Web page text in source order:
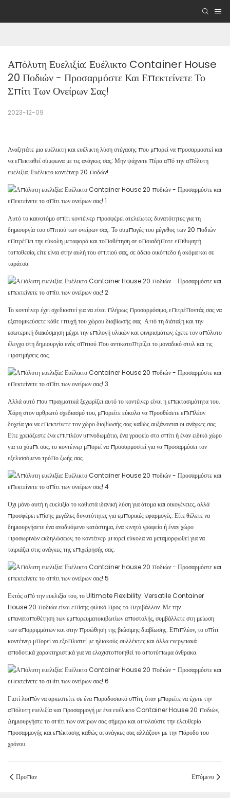
Απόλυτη Ευελιξία: Ευέλικτο Container House
20 Ποδιών - Προσαρμόστε Και Επεκτείνετε Το
Σπίτι Των Ονείρων Σας!
2023-12-09
Αναζητάτε μια ευέλικτη και ευέλικτη λύση στέγασης που μπορεί να προσαρμοστεί και
να επεκταθεί σύμφωνα με τις ανάγκες σας; Μην ψάχνετε πέρα ​​από την απόλυτη
ευελιξία: Ευέλικτο κοντέινερ 20 ποδών!
Αυτό το καινοτόμο σπίτι κοντέινερ προσφέρει ατελείωτες δυνατότητες για τη
δημιουργία του σπιτιού των ονείρων σας. Το συμπαγές του μέγεθος των 20 ποδιών
επιτρέπει την εύκολη μεταφορά και τοποθέτηση σε οποιαδήποτε επιθυμητή
τοποθεσία, είτε είναι στην αυλή του σπιτιού σας, σε άδειο οικόπεδο ή ακόμα και σε
ταράτσα.
Το κοντέινερ έχει σχεδιαστεί για να είναι πλήρως προσαρμόσιμο, επιτρέποντάς σας να
εξατομικεύσετε κάθε πτυχή του χώρου διαβίωσής σας. Από τη διάταξη και την
εσωτερική διακόσμηση μέχρι την επιλογή υλικών και φινιρισμάτων, έχετε τον απόλυτο
έλεγχο στη δημιουργία ενός σπιτιού που αντικατοπτρίζει το μοναδικό στυλ και τις
προτιμήσεις σας.
Αλλά αυτό που πραγματικά ξεχωρίζει αυτό το κοντέινερ είναι η επεκτασιμότητα του.
Χάρη στον αρθρωτό σχεδιασμό του, μπορείτε εύκολα να προσθέσετε επιπλέον
δοχεία για να επεκτείνετε τον χώρο διαβίωσής σας καθώς αυξάνονται οι ανάγκες σας.
Είτε χρειάζεστε ένα επιπλέον υπνοδωμάτιο, ένα γραφείο στο σπίτι ή έναν ειδικό χώρο
για τα χόμπι σας, το κοντέινερ μπορεί να προσαρμοστεί για να προσαρμόσει τον
εξελισσόμενο τρόπο ζωής σας.
Όχι μόνο αυτή η ευελιξία το καθιστά ιδανική λύση για άτομα και οικογένειες, αλλά
προσφέρει επίσης μεγάλες δυνατότητες για εμπορικές εφαρμογές. Είτε θέλετε να
δημιουργήσετε ένα αναδυόμενο κατάστημα, ένα κινητό γραφείο ή έναν χώρο
προσωρινών εκδηλώσεων, το κοντέινερ μπορεί εύκολα να μεταμορφωθεί για να
ταιριάζει στις ανάγκες της επιχείρησής σας.
Εκτός από την ευελιξία του, το Ultimate Flexibility: Versatile Container
House 20 ποδιών είναι επίσης φιλικό προς το περιβάλλον. Με την
επανατοποθέτηση των εμπορευματοκιβωτίων αποστολής, συμβάλλετε στη μείωση
των απορριμμάτων και στην προώθηση της βιώσιμης διαβίωσης. Επιπλέον, το σπίτι
κοντέινερ μπορεί να εξοπλιστεί με ηλιακούς συλλέκτες και άλλα ενεργειακά
αποδοτικά χαρακτηριστικά για να ελαχιστοποιηθεί το αποτύπωμα άνθρακα.
Γιατί λοιπόν να αρκεστείτε σε ένα παραδοσιακό σπίτι, όταν μπορείτε να έχετε την
απόλυτη ευελιξία και προσαρμογή με ένα ευέλικτο Container House 20 ποδιών;
Δημιουργήστε το σπίτι των ονείρων σας σήμερα και απολαύστε την ελευθερία
προσαρμογής και επέκτασης καθώς οι ανάγκες σας αλλάζουν με την πάροδο του
χρόνου.
Προπαν Επόμενο